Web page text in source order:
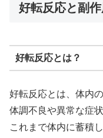
好転反応と副
好転反応とは？
好転反応とは、体内
体調不良や異常な症
これまで体内に蓄積